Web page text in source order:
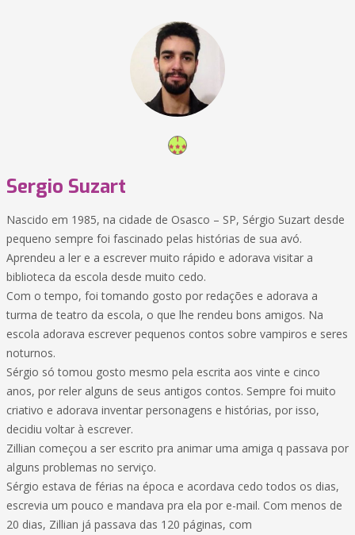
Sergio Suzart
Nascido em 1985, na cidade de Osasco – SP, Sérgio Suzart desde
pequeno sempre foi fascinado pelas histórias de sua avó.
Aprendeu a ler e a escrever muito rápido e adorava visitar a
biblioteca da escola desde muito cedo.
Com o tempo, foi tomando gosto por redações e adorava a
turma de teatro da escola, o que lhe rendeu bons amigos. Na
escola adorava escrever pequenos contos sobre vampiros e seres
noturnos.
Sérgio só tomou gosto mesmo pela escrita aos vinte e cinco
anos, por reler alguns de seus antigos contos. Sempre foi muito
criativo e adorava inventar personagens e histórias, por isso,
decidiu voltar à escrever.
Zillian começou a ser escrito pra animar uma amiga q passava por
alguns problemas no serviço.
Sérgio estava de férias na época e acordava cedo todos os dias,
escrevia um pouco e mandava pra ela por e-mail. Com menos de
20 dias, Zillian já passava das 120 páginas, com